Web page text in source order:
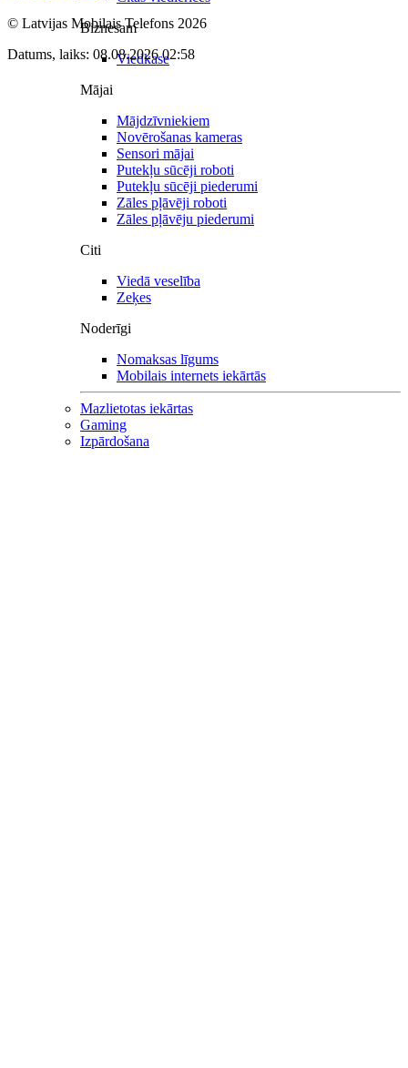
Biznesam
Viedkase
Mājai
Mājdzīvniekiem
Novērošanas kameras
Sensori mājai
Putekļu sūcēji roboti
Putekļu sūcēji piederumi
Zāles pļāvēji roboti
Zāles pļāvēju piederumi
Citi
Viedā veselība
Zeķes
Noderīgi
Nomaksas līgums
Mobilais internets iekārtās
Mazlietotas iekārtas
Gaming
Izpārdošana
© Latvijas Mobilais Telefons 2026
Datums, laiks: 08.08.2026 02:58